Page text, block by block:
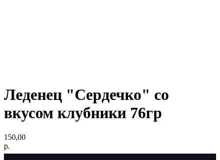
Леденец "Сердечко" со
вкусом клубники 76гр
150,00
р.